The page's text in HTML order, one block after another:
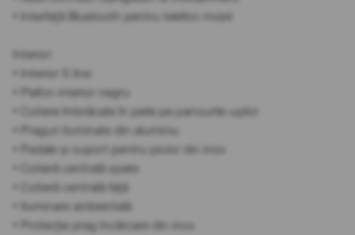
• Interfață Bluetooth pentru telefon mobil
Interior:
• Interior S line
• Plafon interior negru
• Cotiere îmbrăcate în piele pe panourile ușilor
• Praguri iluminate din aluminiu
• Pedale și suport pentru picior din inox
• Cotieră centrală spate
• Cotieră centrală față
• Iluminare ambientală
• Protecție prag încărcare din inox